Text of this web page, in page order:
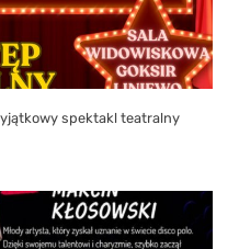
spektakl teatralny